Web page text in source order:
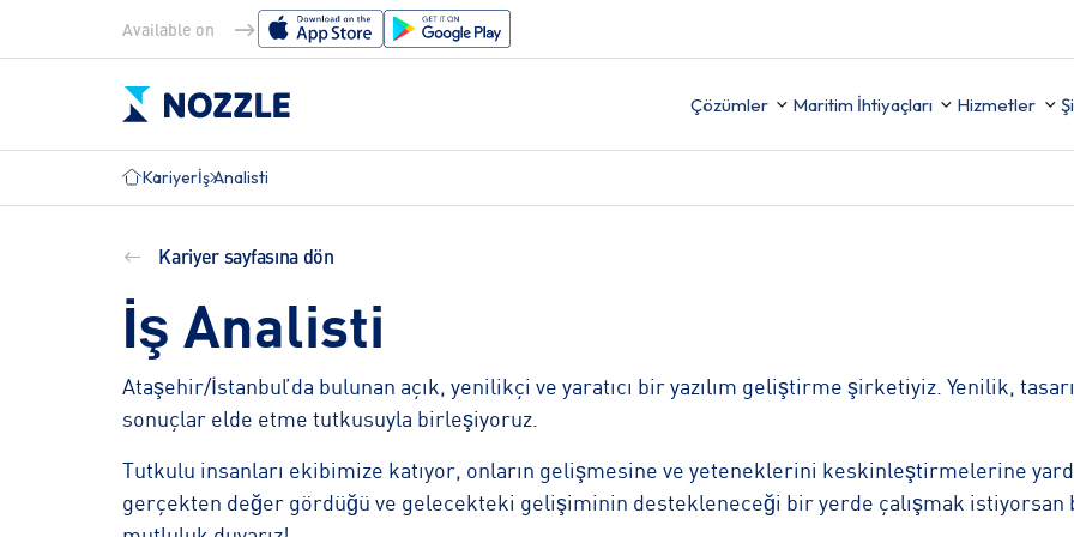
Available on
Çözümler
Çözümler
TEDARİK
Tüm Özellikleri Keşfet
Maritim İhtiyaçları
Maritim İhtiyaçları
Raporlama ve
Doğrulama)
IMO DCS
Tüm Denizcilik Çözümlerini Keşfet
Hizmetler
Kariyerİş Analisti
Kariyer sayfasına dön
İş Analisti
Ataşehir/İstanbul’da bulunan açık, yenilikçi ve yaratıcı bir yazılım geliştirme şirketiyiz. Yenilik,
sonuçlar elde etme tutkusuyla birleşiyoruz.
Tutkulu insanları ekibimize katıyor, onların gelişmesine ve yeteneklerini keskinleştirmelerine
gerçekten değer gördüğü ve gelecekteki gelişiminin destekleneceği bir yerde çalışmak istiyorsan